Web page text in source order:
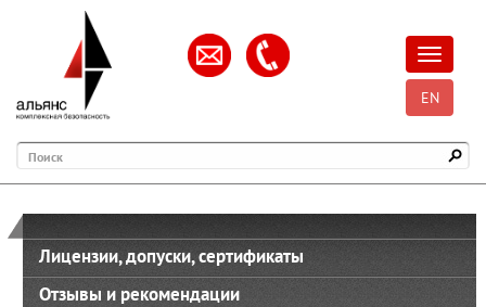
EN
Поиск
Лицензии, допуски, сертификаты
Отзывы и рекомендации